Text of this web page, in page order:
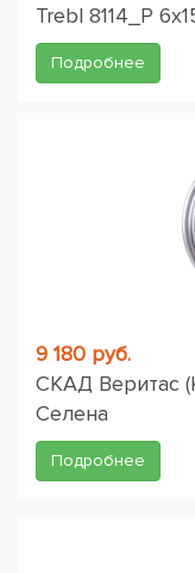
Trebl 8114_P
Подробнее
9 180 руб.
СКАД Веритас
Селена
Подробнее